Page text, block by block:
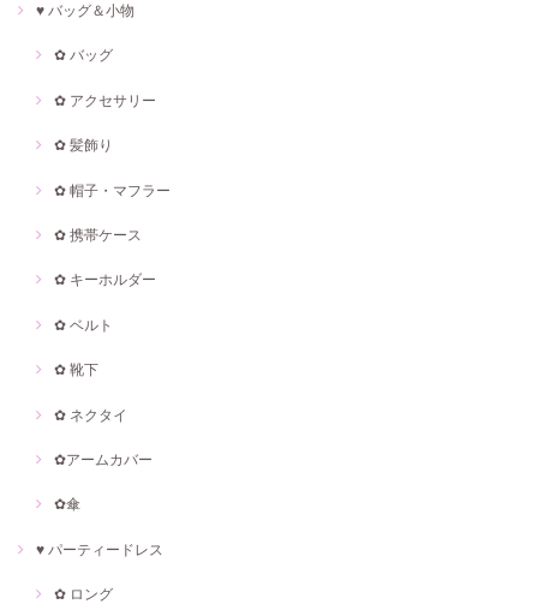
♥ バッグ＆小物
✿ バッグ
✿ アクセサリー
✿ 髪飾り
✿ 帽子・マフラー
✿ 携帯ケース
✿ キーホルダー
✿ ベルト
✿ 靴下
✿ ネクタイ
✿アームカバー
✿傘
♥ パーティードレス
✿ ロング